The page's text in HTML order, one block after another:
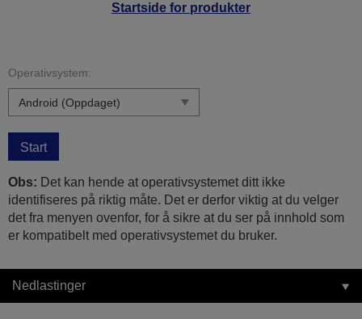
Startside for produkter
Operativsystem:
Start
Obs: Det kan hende at operativsystemet ditt ikke
identifiseres på riktig måte. Det er derfor viktig at du velger
det fra menyen ovenfor, for å sikre at du ser på innhold som
er kompatibelt med operativsystemet du bruker.
Nedlastinger